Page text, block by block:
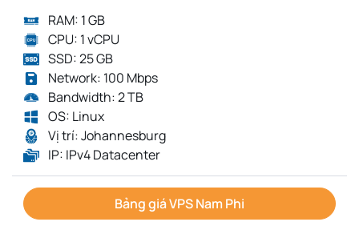
RAM: 1 GB
CPU: 1 vCPU
SSD: 25 GB
Network: 100 Mbps
Bandwidth: 2 TB
OS: Linux
Vị trí: Johannesburg
IP: IPv4 Datacenter
Bảng giá VPS Nam Phi